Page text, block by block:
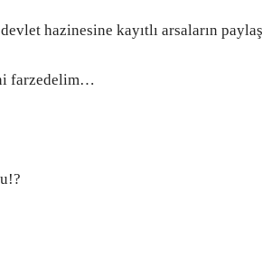
hazinesine kayıtlı arsaların
farzedelim…